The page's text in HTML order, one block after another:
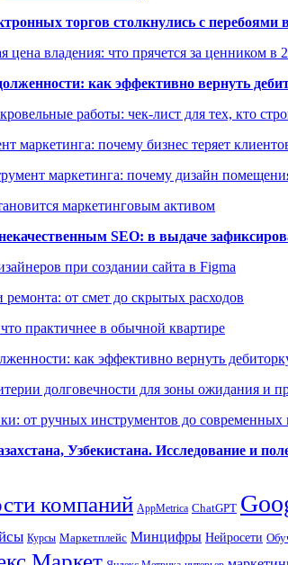
торгов столкнулись с перебоями
владения: что прячется за ценником в
как эффективно вернуть
работы: чек-лист для тех, кто
маркетинга: почему бизнес теряет
маркетинга: почему дизайн
маркетинговым активом
некачественным SEO: в выдаче
при создании сайта в Figma
ремонта: от смет до скрытых расходов
практичнее в обычной квартире
как эффективно вернуть
долговечности для зоны ожидания и
от ручных инструментов до
Узбекистана. Исследование и
компаний AppMetrica ChatGPT
Курсы Маркетплейс Минцифры Нейросети